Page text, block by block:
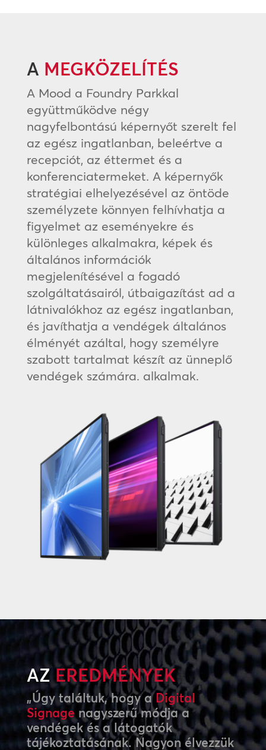
A MEGKÖZELÍTÉS
A Mood a Foundry Parkkal
együttműködve négy
nagyfelbontású képernyőt szerelt fel
az egész ingatlanban, beleértve a
recepciót, az éttermet és a
konferenciatermeket. A képernyők
stratégiai elhelyezésével az öntöde
személyzete könnyen felhívhatja a
figyelmet az eseményekre és
különleges alkalmakra, képek és
általános információk
megjelenítésével a fogadó
szolgáltatásairól, útbaigazítást ad a
látnivalókhoz az egész ingatlanban,
és javíthatja a vendégek általános
élményét azáltal, hogy személyre
szabott tartalmat készít az ünneplő
vendégek számára. alkalmak.
AZ EREDMÉNYEK
„Úgy találtuk, hogy aDigital
Signage nagyszerű módja a
vendégek és a látogatók
tájékoztatásának. Nagyon élvezzük